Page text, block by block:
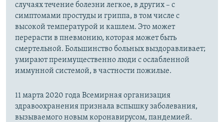
случаях течение болезни легкое, в других – с
симптомами простуды и гриппа, в том числе с
высокой температурой и кашлем. Это может
перерасти в пневмонию, которая может быть
смертельной. Большинство больных выздоравливает;
умирают преимущественно люди с ослабленной
иммунной системой, в частности пожилые.
11 марта 2020 года Всемирная организация
здравоохранения признала вспышку заболевания,
вызываемого новым коронавирусом, пандемией.